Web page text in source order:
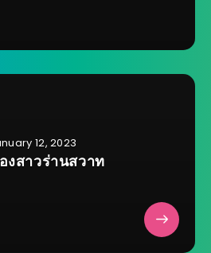
12, 2023
งสาวร่านสวาท